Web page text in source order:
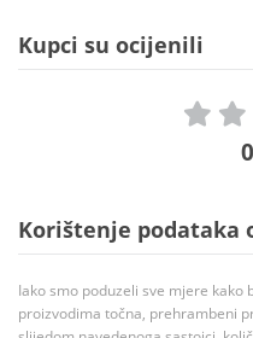
Kupci su ocijenili
0
Korištenje podataka
Iako smo poduzeli sve mjere
proizvodima točna, prehrambeni